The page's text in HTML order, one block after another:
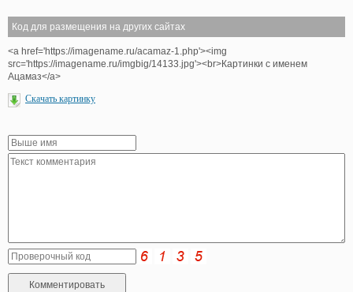
Код для размещения на других сайтах
<a href='https://imagename.ru/acamaz-1.php'><img
src='https://imagename.ru/imgbig/14133.jpg'><br>Картинки с именем
Ацамаз</a>
Скачать картинку